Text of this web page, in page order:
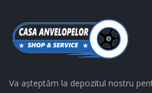
Va așteptăm la depozitul nostru